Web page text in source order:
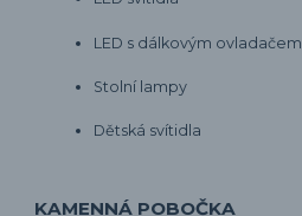
LED s dálkovým ovladačem
Stolní lampy
Dětská svítidla
KAMENNÁ POBOČKA